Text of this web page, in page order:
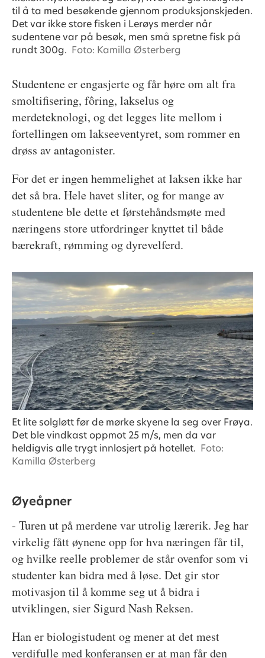
til å ta med besøkende gjennom produksjonskjeden.
Det var ikke store fisken i Lerøys merder når
sudentene var på besøk, men små spretne fisk på
rundt 300g. Foto: Kamilla Østerberg
Studentene er engasjerte og får høre om alt fra
smoltifisering, fôring, lakselus og
merdeteknologi, og det legges lite mellom i
fortellingen om lakseeventyret, som rommer en
drøss av antagonister.
For det er ingen hemmelighet at laksen ikke har
det så bra. Hele havet sliter, og for mange av
studentene ble dette et førstehåndsmøte med
næringens store utfordringer knyttet til både
bærekraft, rømming og dyrevelferd.
Et lite solgløtt før de mørke skyene la seg over Frøya.
Det ble vindkast oppmot 25 m/s, men da var
heldigvis alle trygt innlosjert på hotellet. Foto:
Kamilla Østerberg
Øyeåpner
- Turen ut på merdene var utrolig lærerik. Jeg har
virkelig fått øynene opp for hva næringen får til,
og hvilke reelle problemer de står ovenfor som vi
studenter kan bidra med å løse. Det gir stor
motivasjon til å komme seg ut å bidra i
utviklingen, sier Sigurd Nash Reksen.
Han er biologistudent og mener at det mest
verdifulle med konferansen er at man får den